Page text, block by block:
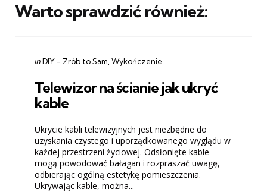
Warto sprawdzić również:
Categories
Posted
inDIY - Zrób to Sam Wykończenie
Telewizor na ścianie jak ukryć
kable
Ukrycie kabli telewizyjnych jest niezbędne do
uzyskania czystego i uporządkowanego wyglądu w
każdej przestrzeni życiowej. Odsłonięte kable
mogą powodować bałagan i rozpraszać uwagę,
odbierając ogólną estetykę pomieszczenia.
Ukrywając kable, można...